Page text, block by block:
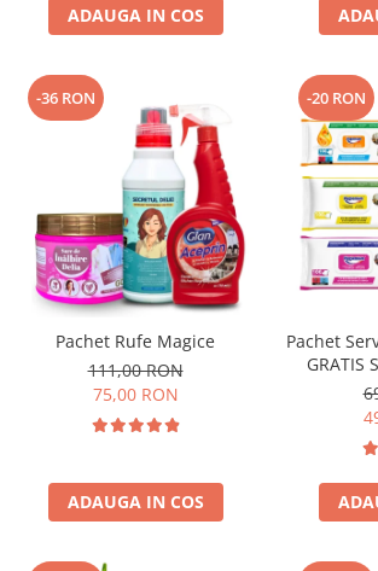
ADAUGA IN COS
-36 RON
Pachet Rufe Magice
111,00 RON
75,00 RON
ADAUGA IN COS
-20 RON
Pachet
GRATIS